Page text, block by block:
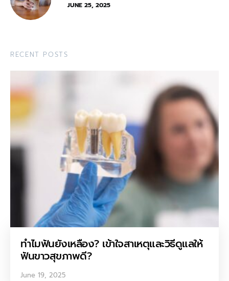
JUNE 25, 2025
RECENT POSTS
ทำไมฟันยังเหลือง? เข้าใจสาเหตุและวิธีดูแลให้
ฟันขาวสุขภาพดี?
June 19, 2025